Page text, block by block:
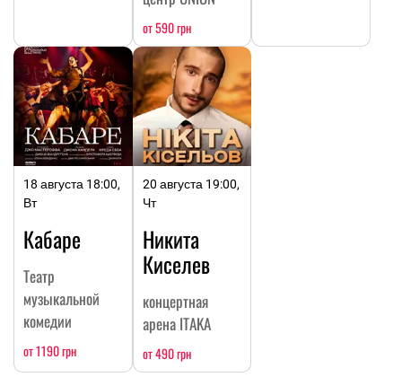
от 590 грн
18 августа 18:00,
Вт
Кабаре
Театр
музыкальной
комедии
от 1190 грн
20 августа 19:00,
Чт
Никита
Киселев
концертная
арена ITAKA
от 490 грн